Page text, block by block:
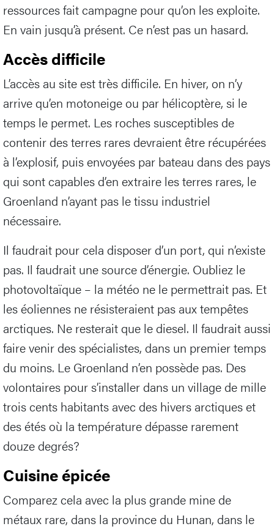
ressources fait campagne pour qu’on les exploite.
En vain jusqu’à présent. Ce n’est pas un hasard.
Accès difficile
L’accès au site est très difficile. En hiver, on n’y
arrive qu’en motoneige ou par hélicoptère, si le
temps le permet. Les roches susceptibles de
contenir des terres rares devraient être récupérées
à l’explosif, puis envoyées par bateau dans des pays
qui sont capables d’en extraire les terres rares, le
Groenland n’ayant pas le tissu industriel
nécessaire.
Il faudrait pour cela disposer d’un port, qui n’existe
pas. Il faudrait une source d’énergie. Oubliez le
photovoltaïque – la météo ne le permettrait pas. Et
les éoliennes ne résisteraient pas aux tempêtes
arctiques. Ne resterait que le diesel. Il faudrait aussi
faire venir des spécialistes, dans un premier temps
du moins. Le Groenland n’en possède pas. Des
volontaires pour s’installer dans un village de mille
trois cents habitants avec des hivers arctiques et
des étés où la température dépasse rarement
douze degrés?
Cuisine épicée
Comparez cela avec la plus grande mine de
métaux rare, dans la province du Hunan, dans le